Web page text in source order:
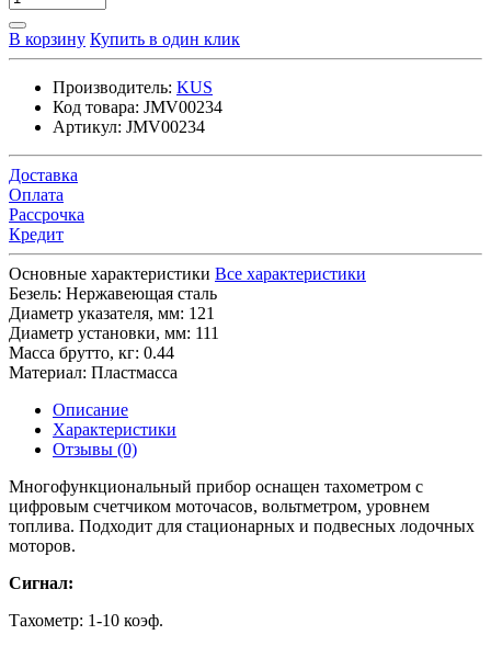
В корзину Купить в один клик
Производитель: KUS
Код товара: JMV00234
Артикул: JMV00234
Доставка
Оплата
Рассрочка
Кредит
Основные характеристики Все характеристики
Безель: Нержавеющая сталь
Диаметр указателя, мм: 121
Диаметр установки, мм: 111
Масса брутто, кг: 0.44
Материал: Пластмасса
Описание
Характеристики
Отзывы (0)
Многофункциональный прибор оснащен тахометром с
цифровым счетчиком моточасов, вольтметром, уровнем
топлива. Подходит для стационарных и подвесных лодочных
моторов.
Сигнал:
Тахометр: 1-10 коэф.